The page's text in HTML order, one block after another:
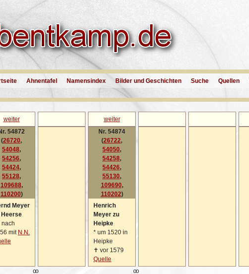
Ahnentafel Namensindex Bilder und Geschichten Suche Quellen
weiter
weiter
54872
(26720,
54048,
54256,
54424,
55128,
109688,
110200)
Meyer
Heerse
nach
mit N.N.
Nr. 54874
(26722,
54050,
54258,
54426,
55130,
109690,
110202)
Henrich
Meyer zu
Heipke
* um 1520 in
Heipke
✝ vor 1579
Quelle
oo
oo